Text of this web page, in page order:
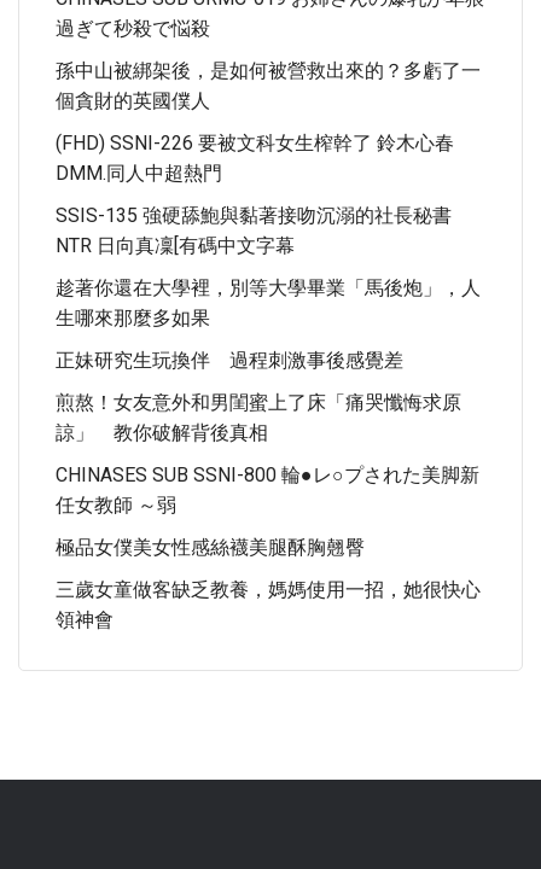
過ぎて秒殺で悩殺
孫中山被綁架後，是如何被營救出來的？多虧了一
個貪財的英國僕人
(FHD) SSNI-226 要被文科女生榨幹了 鈴木心春
DMM.同人中超熱門
SSIS-135 強硬舔鮑與黏著接吻沉溺的社長秘書
NTR 日向真凜[有碼中文字幕
趁著你還在大學裡，別等大學畢業「馬後炮」，人
生哪來那麼多如果
正妹研究生玩換伴 過程刺激事後感覺差
煎熬！女友意外和男閨蜜上了床「痛哭懺悔求原
諒」 教你破解背後真相
CHINASES SUB SSNI-800 輪●レ○プされた美脚新
任女教師 ～弱
極品女僕美女性感絲襪美腿酥胸翹臀
三歲女童做客缺乏教養，媽媽使用一招，她很快心
領神會